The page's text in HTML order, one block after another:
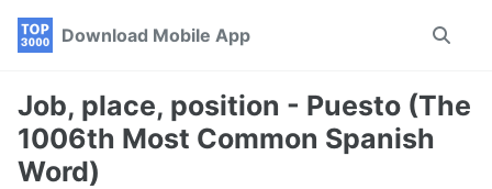
Skip
navigation
Skip
Skip
Download Mobile App
Toggle
Job, place, position - Puesto (The
1006th Most Common Spanish
Word)